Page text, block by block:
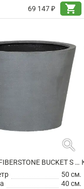
69 147 ₽
shopping_cart
search
КАШПО FIBERSTONE BUCKET S GREY
50 см.
40 см.